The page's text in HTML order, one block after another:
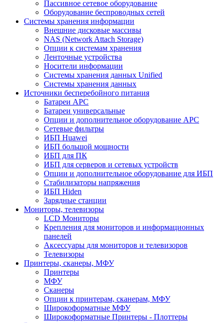
Пассивное сетевое оборудование
Оборудование беспроводных сетей
Системы хранения информации
Внешние дисковые массивы
NAS (Network Attach Storage)
Опции к системам хранения
Ленточные устройства
Носители информации
Системы хранения данных Unified
Системы хранения данных
Источники бесперебойного питания
Батареи APC
Батареи универсальные
Опции и дополнительное оборудование АРС
Сетевые фильтры
ИБП Huawei
ИБП большой мощности
ИБП для ПК
ИБП для серверов и сетевых устройств
Опции и дополнительное оборудование для ИБП
Стабилизаторы напряжения
ИБП Hiden
Зарядные станции
Мониторы, телевизоры
LCD Мониторы
Крепления для мониторов и информационных
панелей
Аксессуары для мониторов и телевизоров
Телевизоры
Принтеры, сканеры, МФУ
Принтеры
МФУ
Сканеры
Опции к принтерам, сканерам, МФУ
Широкоформатные МФУ
Широкоформатные Принтеры - Плоттеры